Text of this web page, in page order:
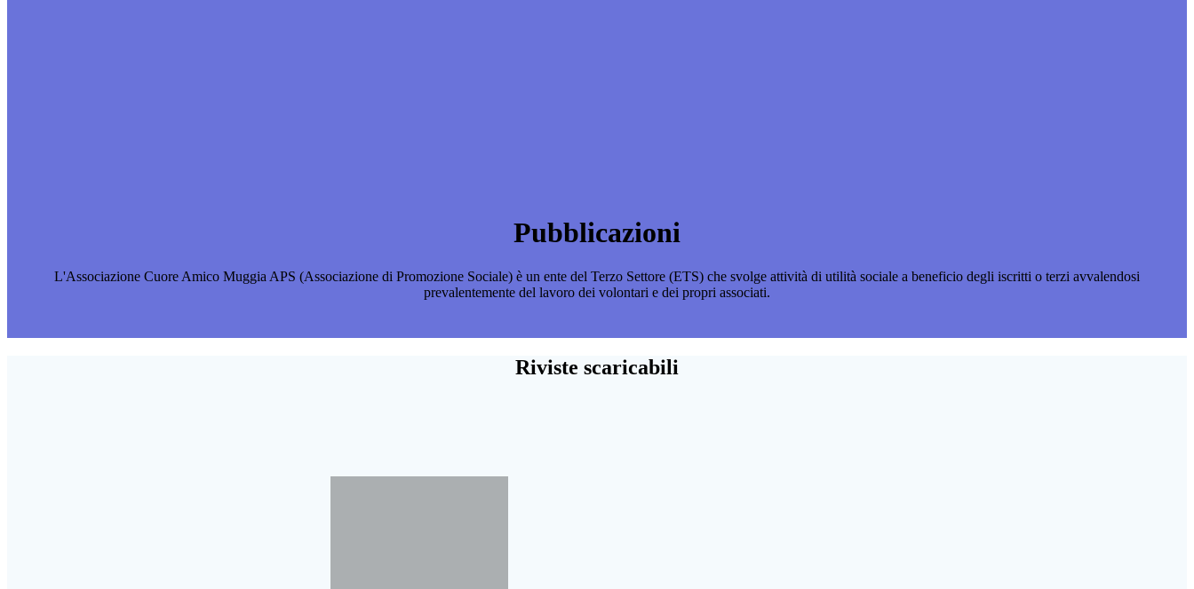
Pubblicazioni
L'Associazione Cuore Amico Muggia APS (Associazione di Promozione Sociale) è un ente del Terzo Settore (ETS) che svolge attività di utilità sociale a beneficio degli iscritti o terzi avvalendosi
prevalentemente del lavoro dei volontari e dei propri associati.
Riviste scaricabili